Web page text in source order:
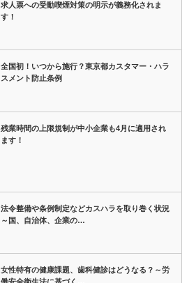
求人票への受動喫煙対策の明示が義務化されま
す！
全国初！いつから施行？東京都カスタマー・ハラ
スメント防止条例
残業時間の上限規制が中小企業も4月に適用され
ます！
法令整備や条例制定などカスハラを取り巻く状況
～国、自治体、企業の…
女性特有の健康課題、歯科健診はどうなる？～労